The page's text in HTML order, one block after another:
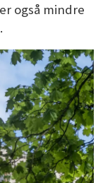
også mindre